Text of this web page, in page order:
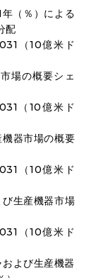
（％）による
配
（10億米ド
場の概要シェ
（10億米ド
器市場の概要
（10億米ド
生産機器市場
（10億米ド
よび生産機器